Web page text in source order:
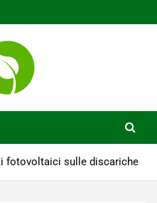
fotovoltaici sulle discariche